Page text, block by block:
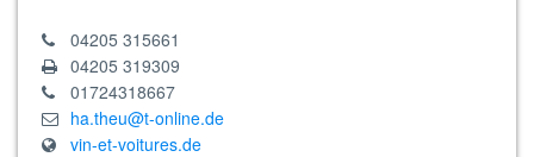
04205 315661
04205 319309
01724318667
ha.theu@t-online.de
vin-et-voitures.de